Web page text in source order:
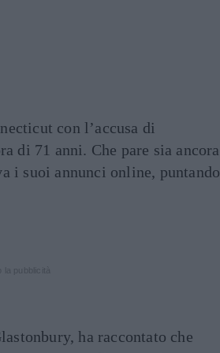
con l’accusa di
di 71 anni. Che pare sia ancora
i suoi annunci online, puntando
ha raccontato che